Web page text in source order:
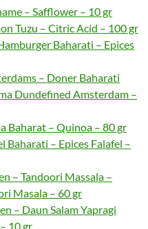
– Safflower – 10 gr
Tuzu – Citric Acid – 100 gr
Baharati – Epices
– Doner Baharati
Dundefined Amsterdam –
Baharat – Quinoa – 80 gr
Baharati – Epices Falafel –
– Tandoori Massala –
Masala – 60 gr
– Daun Salam Yapragi
10 gr